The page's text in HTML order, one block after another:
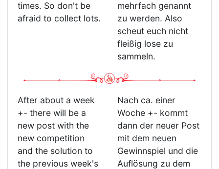
times. So don't be
afraid to collect lots.
mehrfach genannt
zu werden. Also
scheut euch nicht
fleißig lose zu
sammeln.
After about a week
+- there will be a
new post with the
new competition
and the solution to
the previous week's
Nach ca. einer
Woche +- kommt
dann der neuer Post
mit dem neuen
Gewinnspiel und die
Auflösung zu dem